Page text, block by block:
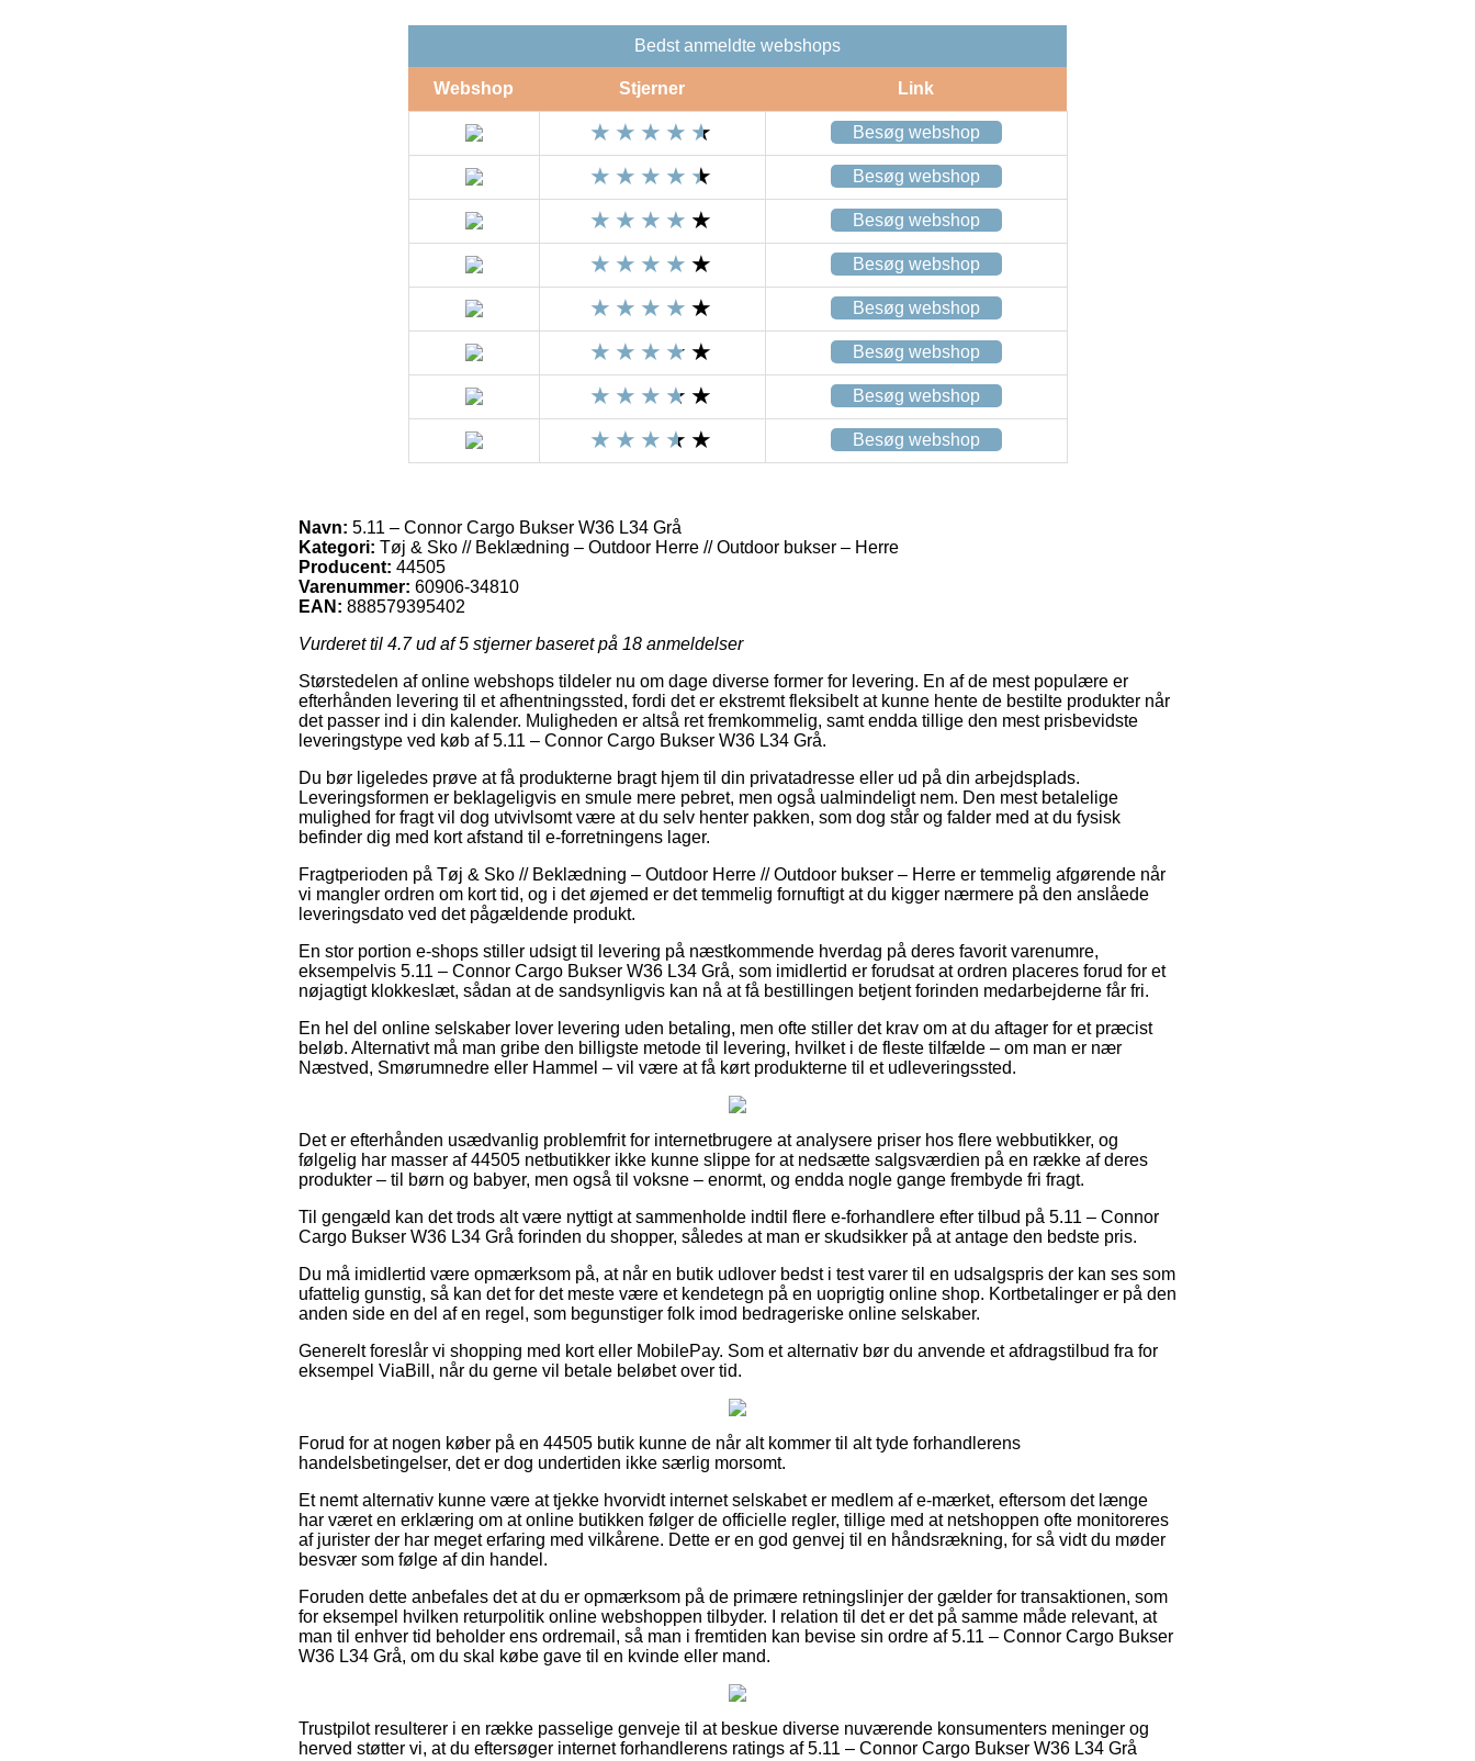
Bedst anmeldte webshops
Webshop Stjerner Link
Besøg webshop
Besøg webshop
Besøg webshop
Besøg webshop
Besøg webshop
Besøg webshop
Besøg webshop
Besøg webshop
Navn: 5.11 – Connor Cargo Bukser W36 L34 Grå
Kategori: Tøj & Sko // Beklædning – Outdoor Herre // Outdoor bukser – Herre
Producent: 44505
Varenummer: 60906-34810
EAN: 888579395402
Vurderet til 4.7ud af 5 stjerner baseret på 18 anmeldelser
Størstedelen af online webshops tildeler nu om dage diverse former for levering. En af de mest populære er
efterhånden levering til et afhentningssted, fordi det er ekstremt fleksibelt at kunne hente de bestilte produkter når
det passer ind i din kalender. Muligheden er altså ret fremkommelig, samt endda tillige den mest prisbevidste
leveringstype ved køb af 5.11 – Connor Cargo Bukser W36 L34 Grå.
Du bør ligeledes prøve at få produkterne bragt hjem til din privatadresse eller ud på din arbejdsplads.
Leveringsformen er beklageligvis en smule mere pebret, men også ualmindeligt nem. Den mest betalelige
mulighed for fragt vil dog utvivlsomt være at du selv henter pakken, som dog står og falder med at du fysisk
befinder dig med kort afstand til e-forretningens lager.
Fragtperioden på Tøj & Sko // Beklædning – Outdoor Herre // Outdoor bukser – Herre er temmelig afgørende når
vi mangler ordren om kort tid, og i det øjemed er det temmelig fornuftigt at du kigger nærmere på den anslåede
leveringsdato ved det pågældende produkt.
En stor portion e-shops stiller udsigt til levering på næstkommende hverdag på deres favorit varenumre,
eksempelvis 5.11 – Connor Cargo Bukser W36 L34 Grå, som imidlertid er forudsat at ordren placeres forud for et
nøjagtigt klokkeslæt, sådan at de sandsynligvis kan nå at få bestillingen betjent forinden medarbejderne får fri.
En hel del online selskaber lover levering uden betaling, men ofte stiller det krav om at du aftager for et præcist
beløb. Alternativt må man gribe den billigste metode til levering, hvilket i de fleste tilfælde – om man er nær
Næstved, Smørumnedre eller Hammel – vil være at få kørt produkterne til et udleveringssted.
Det er efterhånden usædvanlig problemfrit for internetbrugere at analysere priser hos flere webbutikker, og
følgelig har masser af 44505 netbutikker ikke kunne slippe for at nedsætte salgsværdien på en række af deres
produkter – til børn og babyer, men også til voksne – enormt, og endda nogle gange frembyde fri fragt.
Til gengæld kan det trods alt være nyttigt at sammenholde indtil flere e-forhandlere efter tilbud på 5.11 – Connor
Cargo Bukser W36 L34 Grå forinden du shopper, således at man er skudsikker på at antage den bedste pris.
Du må imidlertid være opmærksom på, at når en butik udlover bedst i test varer til en udsalgspris der kan ses som
ufattelig gunstig, så kan det for det meste være et kendetegn på en uoprigtig online shop. Kortbetalinger er på den
anden side en del af en regel, som begunstiger folk imod bedrageriske online selskaber.
Generelt foreslår vi shopping med kort eller MobilePay. Som et alternativ bør du anvende et afdragstilbud fra for
eksempel ViaBill, når du gerne vil betale beløbet over tid.
Forud for at nogen køber på en 44505 butik kunne de når alt kommer til alt tyde forhandlerens
handelsbetingelser, det er dog undertiden ikke særlig morsomt.
Et nemt alternativ kunne være at tjekke hvorvidt internet selskabet er medlem af e-mærket, eftersom det længe
har været en erklæring om at online butikken følger de officielle regler, tillige med at netshoppen ofte monitoreres
af jurister der har meget erfaring med vilkårene. Dette er en god genvej til en håndsrækning, for så vidt du møder
besvær som følge af din handel.
Foruden dette anbefales det at du er opmærksom på de primære retningslinjer der gælder for transaktionen, som
for eksempel hvilken returpolitik online webshoppen tilbyder. I relation til det er det på samme måde relevant, at
man til enhver tid beholder ens ordremail, så man i fremtiden kan bevise sin ordre af 5.11 – Connor Cargo Bukser
W36 L34 Grå, om du skal købe gave til en kvinde eller mand.
Trustpilot resulterer i en række passelige genveje til at beskue diverse nuværende konsumenters meninger og
herved støtter vi, at du eftersøger internet forhandlerens ratings af 5.11 – Connor Cargo Bukser W36 L34 Grå